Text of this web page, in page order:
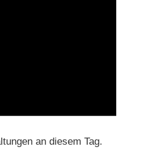
an diesem Tag.